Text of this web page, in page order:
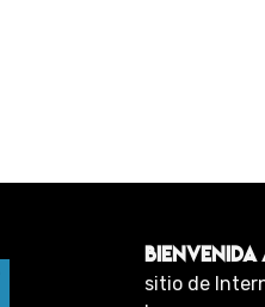
BIENVENIDA
sitio de